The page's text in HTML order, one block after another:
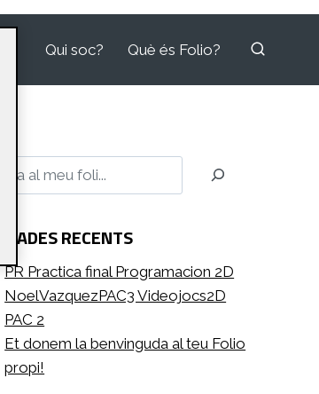
Qui soc? Què és Folio?
RECENTS
PR Practica final Programacion 2D
NoelVazquezPAC3 Videojocs2D
PAC 2
Et donem la benvinguda al teu Folio
propi!